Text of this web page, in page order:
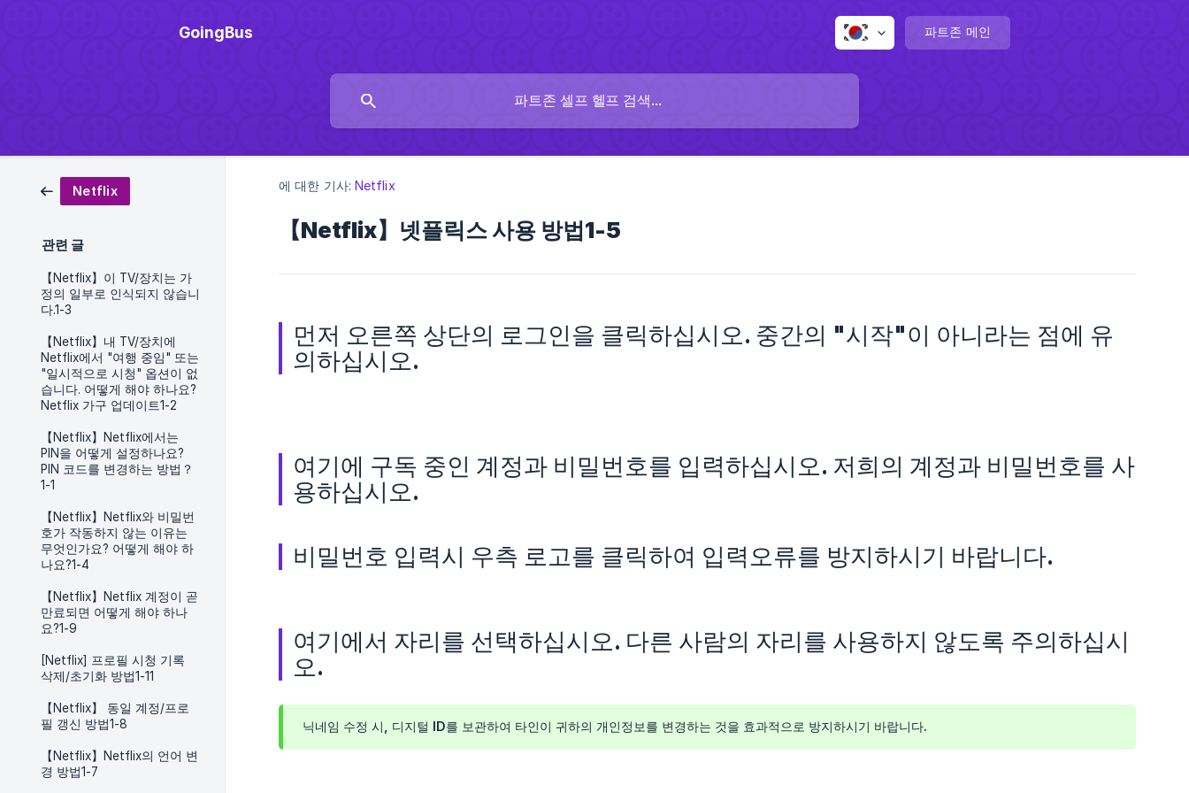
GoingBus 파트존 메인
Netflix
관련 글
【Netflix】이 TV/장치는 가
정의 일부로 인식되지 않습니
다.1-3
【Netflix】내 TV/장치에
Netflix에서 "여행 중임" 또는
"일시적으로 시청" 옵션이 없
습니다. 어떻게 해야 하나요?
Netflix 가구 업데이트1-2
【Netflix】Netflix에서는
PIN을 어떻게 설정하나요?
PIN 코드를 변경하는 방법？
1-1
【Netflix】Netflix와 비밀번
호가 작동하지 않는 이유는
무엇인가요? 어떻게 해야 하
나요?1-4
【Netflix】Netflix 계정이 곧
만료되면 어떻게 해야 하나
요?1-9
[Netflix] 프로필 시청 기록
삭제/초기화 방법1-11
【Netflix】 동일 계정/프로
필 갱신 방법1-8
【Netflix】Netflix의 언어 변
경 방법1-7
에 대한 기사: Netflix
【Netflix】넷플릭스 사용 방법1-5
먼저 오른쪽 상단의 로그인을 클릭하십시오. 중간의 "시작"이 아니라는 점에 유
의하십시오.
여기에 구독 중인 계정과 비밀번호를 입력하십시오. 저희의 계정과 비밀번호를 사
용하십시오.
비밀번호 입력시 우측 로고를 클릭하여 입력오류를 방지하시기 바랍니다.
여기에서 자리를 선택하십시오. 다른 사람의 자리를 사용하지 않도록 주의하십시
오.
닉네임 수정 시, 디지털 ID를 보관하여 타인이 귀하의 개인정보를 변경하는 것을 효과적으로 방지하시기 바랍니다.